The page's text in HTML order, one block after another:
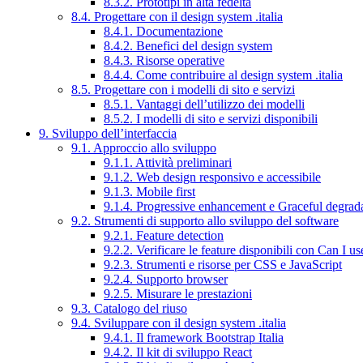
8.4. Progettare con il design system .italia
8.4.1. Documentazione
8.4.2. Benefici del design system
8.4.3. Risorse operative
8.4.4. Come contribuire al design system .italia
8.5. Progettare con i modelli di sito e servizi
8.5.1. Vantaggi dell’utilizzo dei modelli
8.5.2. I modelli di sito e servizi disponibili
9. Sviluppo dell’interfaccia
9.1. Approccio allo sviluppo
9.1.1. Attività preliminari
9.1.2. Web design responsivo e accessibile
9.1.3. Mobile first
9.1.4. Progressive enhancement e Graceful
9.2. Strumenti di supporto allo sviluppo del software
9.2.1. Feature detection
9.2.2. Verificare le feature disponibili con Can I
9.2.3. Strumenti e risorse per CSS e JavaScript
9.2.4. Supporto browser
9.2.5. Misurare le prestazioni
9.3. Catalogo del riuso
9.4. Sviluppare con il design system .italia
9.4.1. Il framework Bootstrap Italia
9.4.2. Il kit di sviluppo React